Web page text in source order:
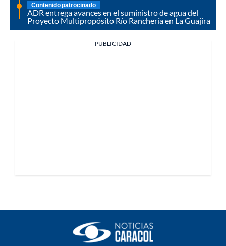
Contenido patrocinado
ADR entrega avances en el suministro de agua del
Proyecto Multipropósito Río Ranchería en La Guajira
PUBLICIDAD